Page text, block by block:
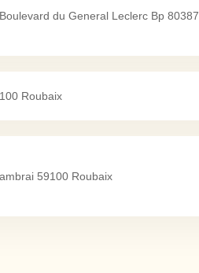
du General Leclerc Bp 80387
Roubaix
59100 Roubaix